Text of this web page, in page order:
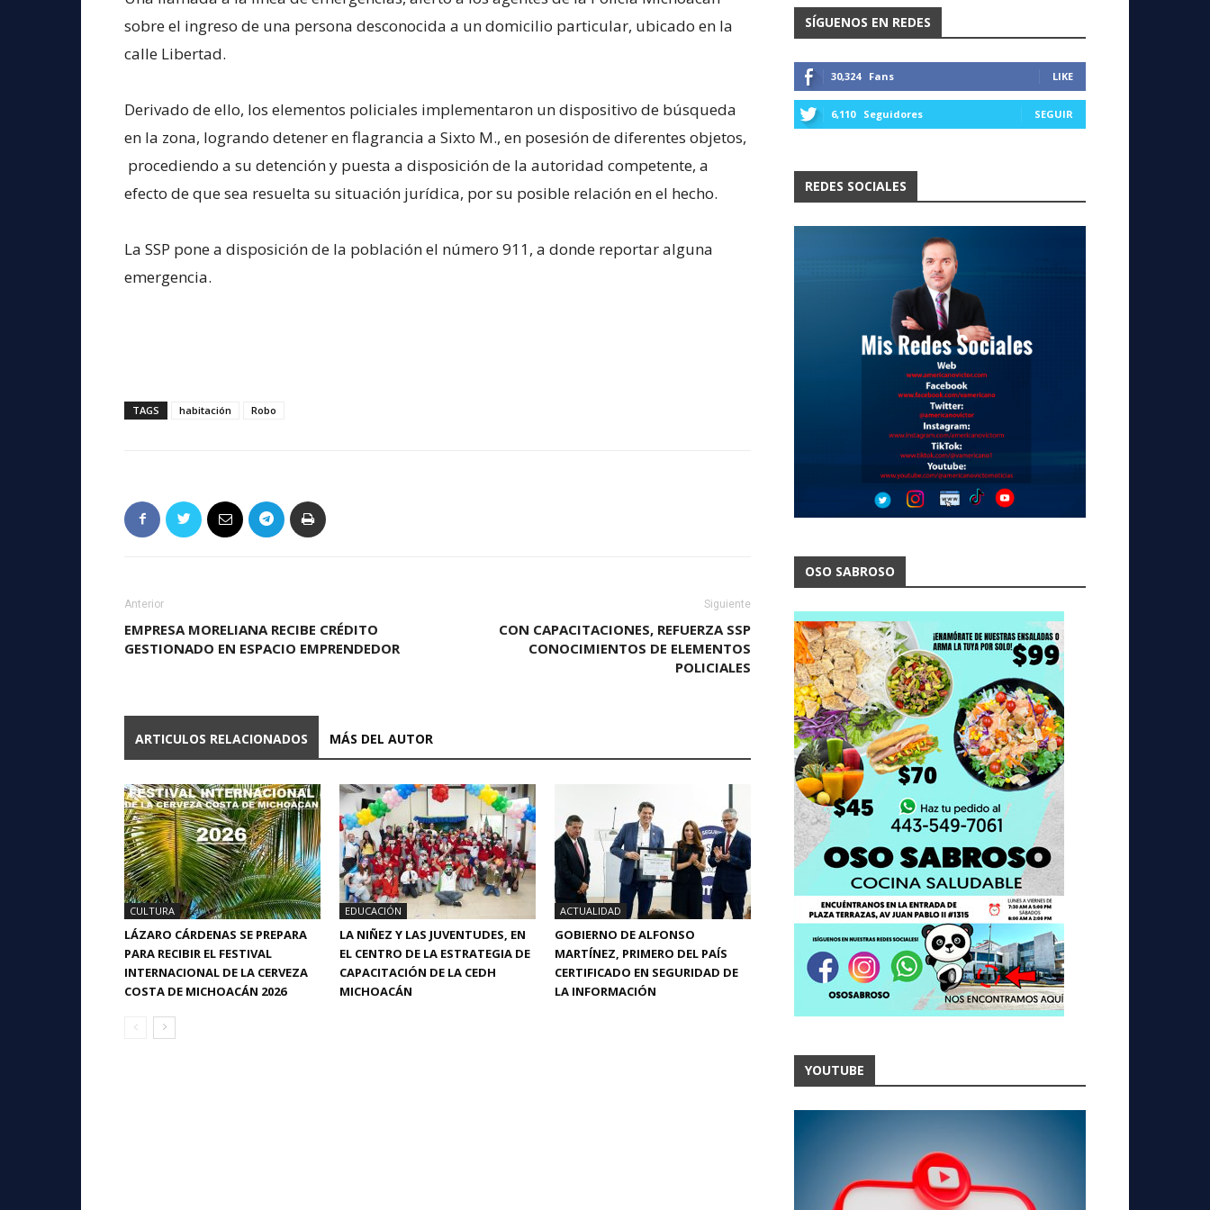
sobre el ingreso de una persona desconocida a un domicilio particular, ubicado en la
calle Libertad.
Derivado de ello, los elementos policiales implementaron un dispositivo de búsqueda
en la zona, logrando detener en flagrancia a Sixto M., en posesión de diferentes objetos,
procediendo a su detención y puesta a disposición de la autoridad competente, a
efecto de que sea resuelta su situación jurídica, por su posible relación en el hecho.
La SSP pone a disposición de la población el número 911, a donde reportar alguna
emergencia.
TAGS habitación Robo
Anterior
EMPRESA MORELIANA RECIBE CRÉDITO
GESTIONADO EN ESPACIO EMPRENDEDOR
Siguiente
CON CAPACITACIONES, REFUERZA SSP
CONOCIMIENTOS DE ELEMENTOS
POLICIALES
ARTICULOS RELACIONADOS MÁS DEL AUTOR
CULTURA
LÁZARO CÁRDENAS SE PREPARA
PARA RECIBIR EL FESTIVAL
INTERNACIONAL DE LA CERVEZA
COSTA DE MICHOACÁN 2026
EDUCACIÓN
LA NIÑEZ Y LAS JUVENTUDES, EN
EL CENTRO DE LA ESTRATEGIA DE
CAPACITACIÓN DE LA CEDH
MICHOACÁN
ACTUALIDAD
GOBIERNO DE ALFONSO
MARTÍNEZ, PRIMERO DEL PAÍS
CERTIFICADO EN SEGURIDAD DE
LA INFORMACIÓN
SÍGUENOS EN REDES
30,324 Fans LIKE
6,110 Seguidores SEGUIR
REDES SOCIALES
OSO SABROSO
YOUTUBE